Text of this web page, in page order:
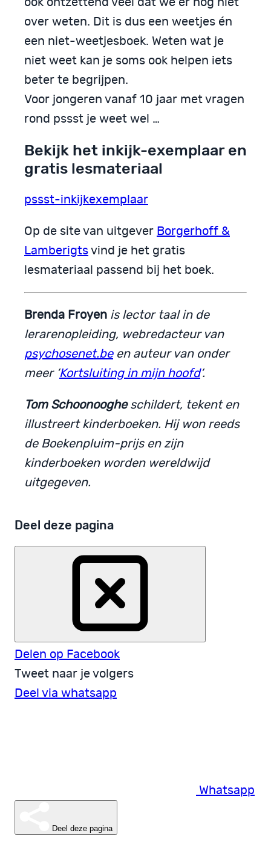
over weten. Dit is dus een weetjes én
een niet-weetjesboek. Weten wat je
niet weet kan je soms ook helpen iets
beter te begrijpen.
Voor jongeren vanaf 10 jaar met vragen
rond pssst je weet wel …
Bekijk het inkijk-exemplaar en
gratis lesmateriaal
pssst-inkijkexemplaar
Op de site van uitgever Borgerhoff &
Lamberigts vind je het gratis
lesmateriaal passend bij het boek.
Brenda Froyen is lector taal in de
lerarenopleiding, webredacteur van
psychosenet.been auteur van onder
meer ‘Kortsluiting in mijn hoofd‘.
Tom Schoonoogheschildert, tekent en
illustreert kinderboeken. Hij won reeds
de Boekenpluim-prijs en zijn
kinderboeken worden wereldwijd
uitgegeven.
Deel deze pagina
Delen op Facebook
Tweet naar je volgers
Deel via whatsapp
Whatsapp
Deel deze pagina